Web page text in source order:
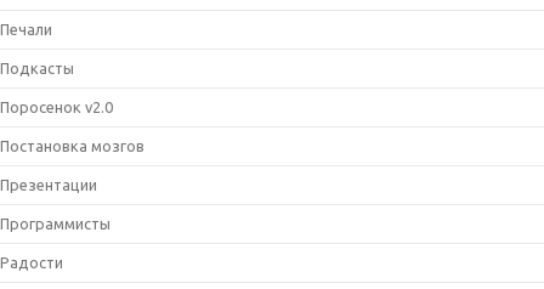
Печали
Подкасты
Поросенок v2.0
Постановка мозгов
Презентации
Программисты
Радости